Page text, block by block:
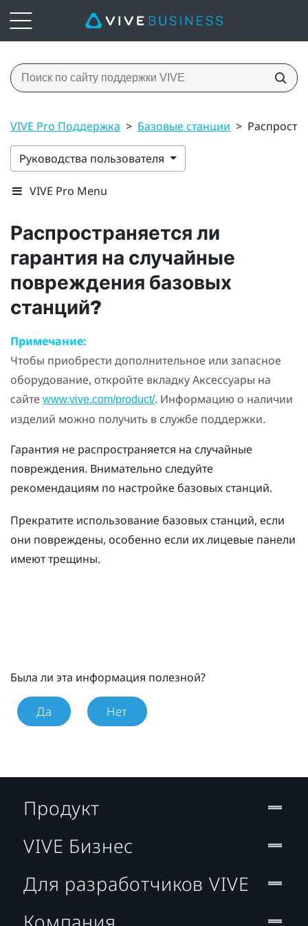
VIVE Pro Поддержка > Базовые станции >
Руководства пользователя
VIVE Pro Menu
Распространяется ли
гарантия на случайные
повреждения базовых
станций?
Примечание:
Чтобы приобрести дополнительное или запасное
оборудование, откройте вкладку Аксессуары на
сайте www.vive.com/product/. Информацию о наличии
изделий можно получить в службе поддержки.
Гарантия не распространяется на случайные
повреждения. Внимательно следуйте
рекомендациям по настройке базовых станций.
Прекратите использование базовых станций, если
они повреждены, особенно если их лицевые панели
имеют трещины.
Была ли эта информация полезной?
Да Нет
Продукт
VIVE Бизнес
Для разработчиков VIVE